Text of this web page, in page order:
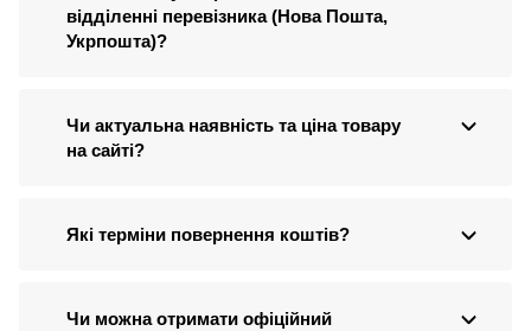
відділенні перевізника (Нова Пошта,
Укрпошта)?
Чи актуальна наявність та ціна товару
на сайті?
Які терміни повернення коштів?
Чи можна отримати офіційний